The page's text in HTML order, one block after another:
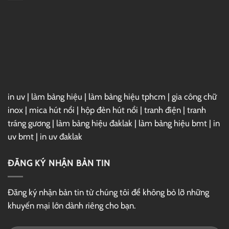
in uv | làm bảng hiệu | làm bảng hiệu tphcm | gia công chữ
inox | mica hút nổi | hộp đèn hút nổi | tranh điện | tranh
tráng gương | làm bảng hiệu đaklak | làm bảng hiệu bmt | in
uv bmt | in uv đaklak
ĐĂNG KÝ NHẬN BẢN TIN
Đăng ký nhận bản tin từ chúng tôi để không bỏ lỡ những
khuyến mại lớn dành riêng cho bạn.